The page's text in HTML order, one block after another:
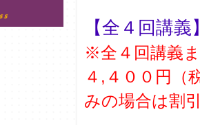
【全４回講義
※全４回講義
４,４００円（
みの場合は割